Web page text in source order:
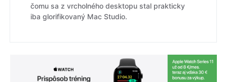
čomu sa z vrcholného desktopu stal prakticky
iba glorifikovaný Mac Studio.